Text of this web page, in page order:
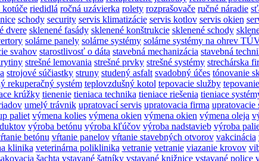
kotúče riedidlá ročná uzávierka rolety rozprašovače ručné náradie
schody security servis klimatizácie servis kotlov servis okien
dvere sklenené fasády sklenené konštrukcie sklenené schody
solárne panely solárne systémy solárne systémy na ohrev
svahov starostlivosť o dáta stavebná mechanizácia stavebná
strešné lemovania strešné prvky strešné systémy strechárska
strojové súčiastky struny studený asfalt svadobný účes tónovanie
rekuperačný systém teplovzdušný kotol tepovacie služby tepovanie
krúžky tienenie tieniaca technika tieniace riešenia tieniace
umelý trávnik upratovací servis upratovacia firma upratovacie
paliet výmena kolies výmena okien výmena okien výmena oleja
výroba betónu výroba kľúčov výroba nadstavieb výroba
betónu vŕtanie panelov vŕtanie stavebných otvorov vakcinácia
klinika veterinárna poliklinika vetranie vetranie viazanie krovov
šachta vstavané šatníky vstavané knižnice vstavané police